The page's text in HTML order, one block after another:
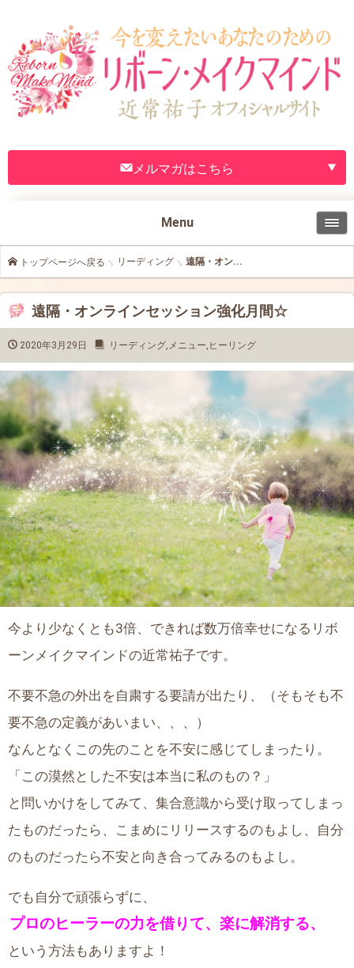
メルマガはこちら
Menu
トップページへ戻る リーディング 遠隔・オン...
遠隔・オンラインセッション強化月間☆
2020年3月29日 リーディング, メニュー, ヒーリング
今より少なくとも3倍、できれば数万倍幸せになるリボ
ーンメイクマインドの近常祐子です。
不要不急の外出を自粛する要請が出たり、（そもそも不
要不急の定義があいまい、、、）
なんとなくこの先のことを不安に感じてしまったり。
「この漠然とした不安は本当に私のもの？」
と問いかけをしてみて、集合意識から受け取ってしまっ
たものだったら、こまめにリリースするのもよし、自分
のものだったら不安と向き合ってみるのもよし。
でも自分で頑張らずに、
プロのヒーラーの力を借りて、楽に解消する、
という方法もありますよ！